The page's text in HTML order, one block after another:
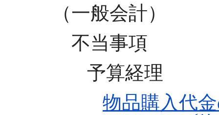
（一般会計）
不当事項
予算経理
物品購入代